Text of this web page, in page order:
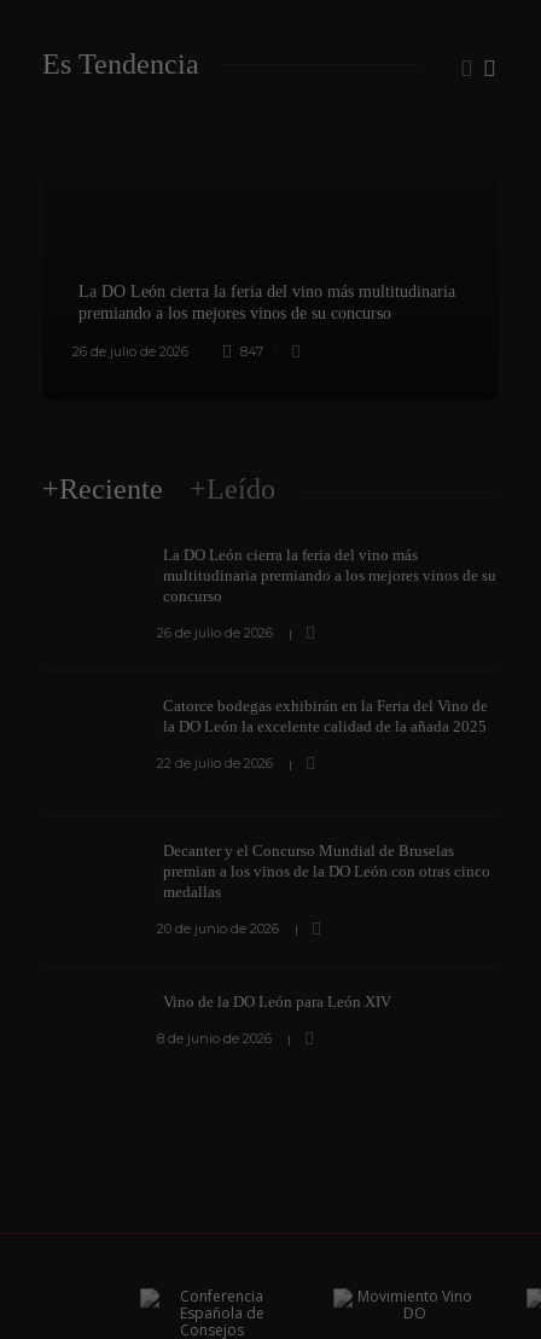
Es Tendencia
La DO León cierra la feria del vino más multitudinaria
premiando a los mejores vinos de su concurso
26 de julio de 2026 847
+Reciente +Leído
La DO León cierra la feria del vino más
multitudinaria premiando a los mejores vinos de su
concurso
26 de julio de 2026
Catorce bodegas exhibirán en la Feria del Vino de
la DO León la excelente calidad de la añada 2025
22 de julio de 2026
Decanter y el Concurso Mundial de Bruselas
premian a los vinos de la DO León con otras cinco
medallas
20 de junio de 2026
Vino de la DO León para León XIV
8 de junio de 2026